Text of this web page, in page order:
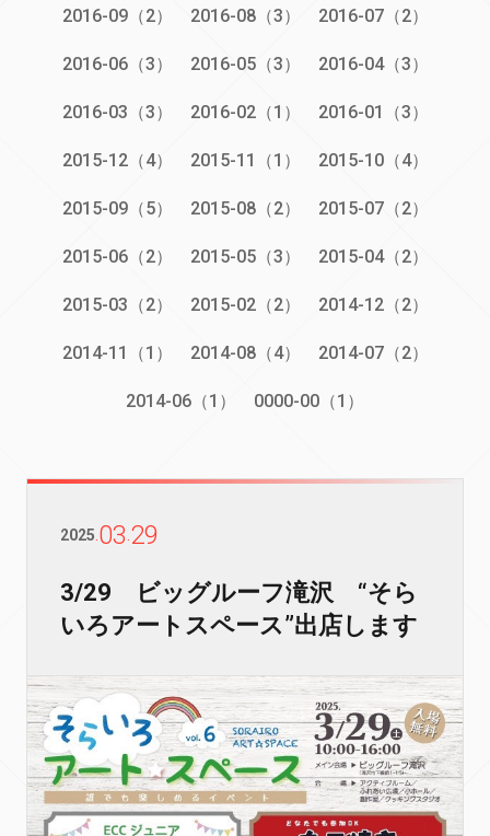
2016-09（2） 2016-08（3） 2016-07（2）
2016-06（3） 2016-05（3） 2016-04（3）
2016-03（3） 2016-02（1） 2016-01（3）
2015-12（4） 2015-11（1） 2015-10（4）
2015-09（5） 2015-08（2） 2015-07（2）
2015-06（2） 2015-05（3） 2015-04（2）
2015-03（2） 2015-02（2） 2014-12（2）
2014-11（1） 2014-08（4） 2014-07（2）
2014-06（1） 0000-00（1）
2025 03 29
3/29 ビッグルーフ滝沢 “そら
いろアートスペース”出店します